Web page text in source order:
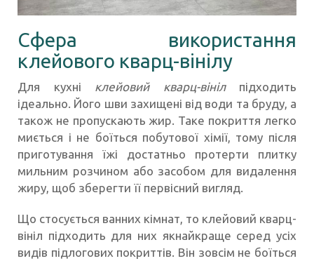
Сфера використання
клейового кварц-вінілу
Для кухні клейовий кварц-вінілпідходить
ідеально. Його шви захищені від води та бруду, а
також не пропускають жир. Таке покриття легко
миється і не боїться побутової хімії, тому після
приготування їжі достатньо протерти плитку
мильним розчином або засобом для видалення
жиру, щоб зберегти її первісний вигляд.
Що стосується ванних кімнат, то клейовий кварц-
вініл підходить для них якнайкраще серед усіх
видів підлогових покриттів. Він зовсім не боїться